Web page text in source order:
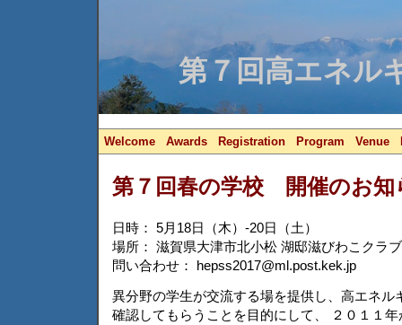
第７回高エネル
Welcome Awards Registration Program Venue
第７回春の学校 開催のお知
日時： 5月18日（木）-20日（土）
場所： 滋賀県大津市北小松 湖邸滋びわこクラブ
問い合わせ： hepss2017@ml.post.kek.jp
異分野の学生が交流する場を提供し、高エネル
確認してもらうことを目的にして、 ２０１１